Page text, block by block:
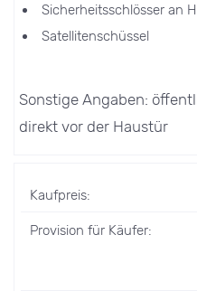
Sicherheitsschlösser an
Satellitenschüssel
Sonstige Angaben:
direkt vor der Haustür
Kaufpreis:
Provision für Käufer: